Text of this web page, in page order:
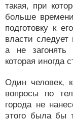
такая, при
больше
подготовку к
власти следует
а не загонять
которая иногда
Один человек,
вопросы по
города не
этого была бы